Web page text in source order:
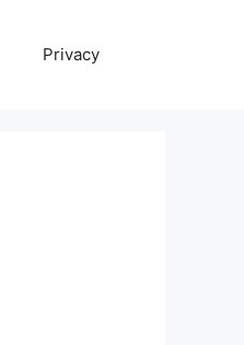
Privacy